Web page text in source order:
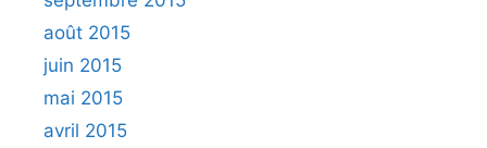
août 2015
juin 2015
mai 2015
avril 2015